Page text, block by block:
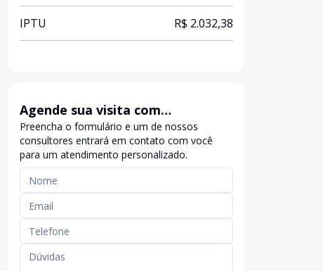
IPTU R$ 2.032,38
Agende sua visita com
exclusividade
Preencha o formulário e um de nossos
consultores entrará em contato com você
para um atendimento personalizado.